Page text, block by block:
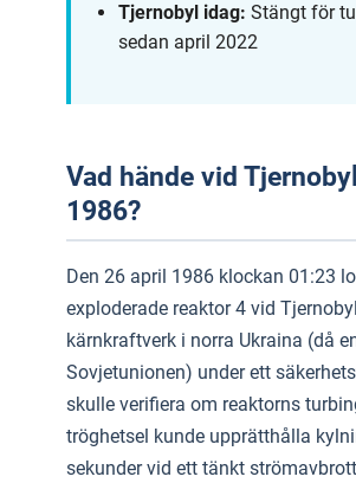
Tjernobyl idag: Stängt för
sedan april 2022
Vad hände vid
1986?
Den 26 april 1986 klockan 01:23
exploderade reaktor 4 vid
kärnkraftverk i norra Ukraina (då
Sovjetunionen) under ett
skulle verifiera om reaktorns
tröghetsel kunde upprätthålla
sekunder vid ett tänkt